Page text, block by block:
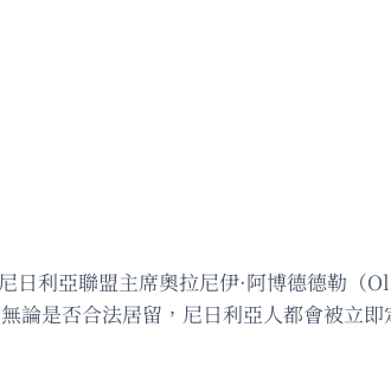
日利亞聯盟主席奧拉尼伊·阿博德德勒（
是否合法居留，尼日利亞人都會被立即